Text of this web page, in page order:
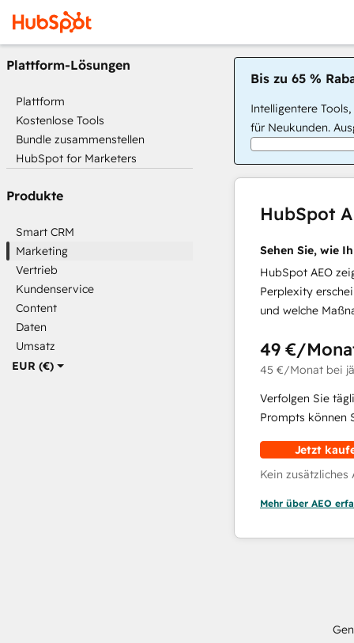
EUR (€)
Plattform-Lösungen
Plattform
Kostenlose Tools
Bundle zusammenstellen
HubSpot for Marketers
Produkte
Smart CRM
Marketing
Vertrieb
Kundenservice
Content
Daten
Umsatz
Bis zu 65 %
Intelligentere
für Neukunden.
HubSpot
Sehen Sie, wie
HubSpot AEO
Perplexity
und welche
49 €/
45 €/Monat bei
Verfolgen Sie
Prompts können
Jetzt
Kein
Mehr über AEO